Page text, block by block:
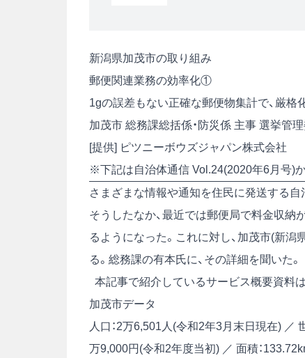
新潟県加茂市の取り組み
郵便関連業務の効率化①
1gの誤差もない正確な郵便物集計で、厳格
加茂市 総務課総括係・防災係 主事 選挙管
[提供] ピツニーボウズジャパン株式会社
※下記は自治体通信 Vol.24(2020年6月号)
さまざまな情報や通知を住民に発送する自
そうしたなか、最近では郵便局で料金収納
るようになった。これに対し、加茂市(新
る。総務課の有本氏に、その詳細を聞いた。
本記事で紹介しているサービス概要資料
加茂市データ
人口：2万6,501人(令和2年3月末日現在) ／
万9,000円(令和2年度当初) ／ 面積：